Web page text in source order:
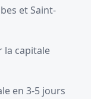
et Saint-
la capitale
en 3-5 jours